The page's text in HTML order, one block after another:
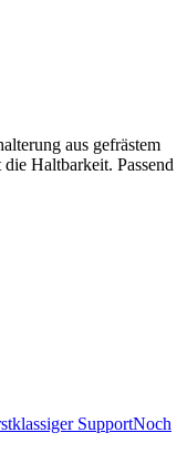
aus gefrästem
Haltbarkeit. Passend
SupportNoch